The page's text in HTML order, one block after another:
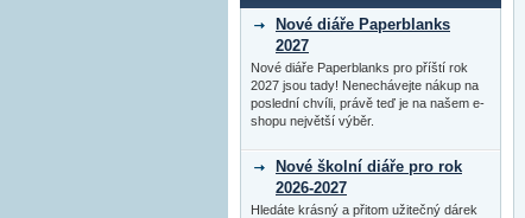
Nové diáře Paperblanks
2027
Nové diáře Paperblanks pro příští rok
2027 jsou tady! Nenechávejte nákup na
poslední chvíli, právě teď je na našem e-
shopu největší výběr.
Nové školní diáře pro rok
2026-2027
Hledáte krásný a přitom užitečný dárek